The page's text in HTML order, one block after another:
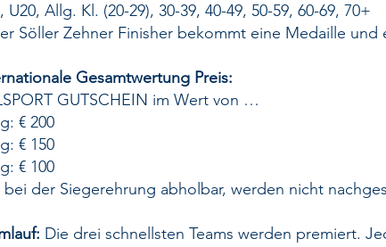
U20, Allg. Kl. (20-29), 30-39, 40-49, 50-59, 60-69, 70+
Söller Zehner Finisher bekommt eine Medaille und
Gesamtwertung Preis:
GUTSCHEIN im Wert von …
€ 200
€ 150
€ 100
bei der Siegerehrung abholbar, werden nicht
Die drei schnellsten Teams werden premiert.